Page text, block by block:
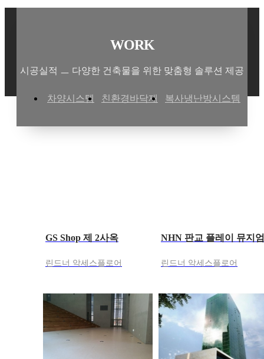
WORK
시공실적 ㅡ 다양한 건축물을 위한 맞춤형 솔루션 제공
차양시스템 친환경바닥재 복사냉난방시스템
GS Shop 제 2사옥
린드너 악세스플로어
NHN 판교 플레이 뮤지엄
린드너 악세스플로어